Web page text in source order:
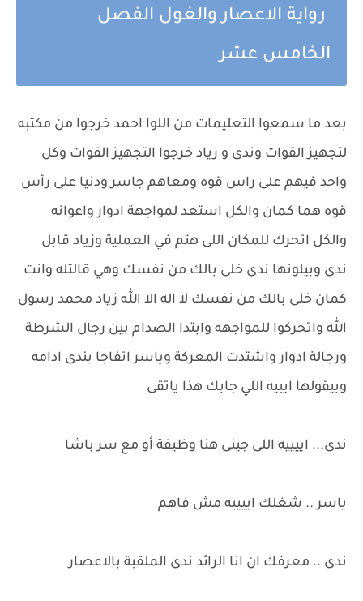
رواية الاعصار والغول الفصل
الخامس عشر
بعد ما سمعوا التعليمات من اللوا احمد خرجوا من مكتبه
لتجهيز القوات وندى و زياد خرجوا التجهيز القوات وكل
واحد فيهم على راس قوه ومعاهم جاسر ودنيا على رأس
قوه هما كمان والكل استعد لمواجهة ادوار واعوانه
والكل اتحرك للمكان اللى هتم في العملية وزياد قابل
ندى وبيلونها ندى خلى بالك من نفسك وهي قالتله وانت
كمان خلى بالك من نفسك لا اله الا الله زياد محمد رسول
الله واتحركوا للمواجهه وابتدا الصدام بين رجال الشرطة
ورجالة ادوار واشتدت المعركة وياسر اتفاجا بندى ادامه
وبيقولها ايبيه اللي جابك هذا ياتقى
ندى... اييييه اللى جينى هنا وظيفة أو مع سر باشا
ياسر .. شغلك اييييه مش فاهم
ندى .. معرفك ان انا الرائد ندى الملقبة بالاعصار